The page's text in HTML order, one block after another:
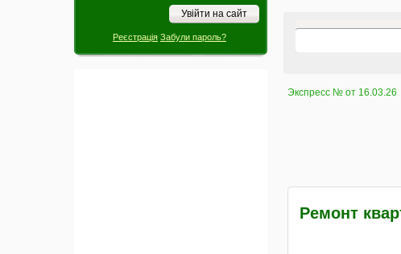
Реєстрація Забули пароль?
Экспресс № от 16.03.26
Ремонт